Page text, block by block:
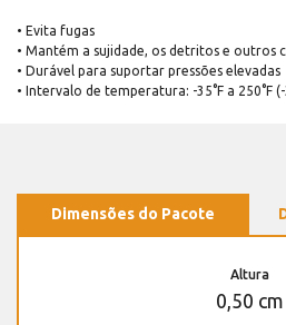
• Evita fugas
• Mantém a sujidade, os detritos e outros
• Durável para suportar pressões elevadas
• Intervalo de temperatura: -35°F a 250°F (-
Dimensões do Pacote
Altura
0,50 cm